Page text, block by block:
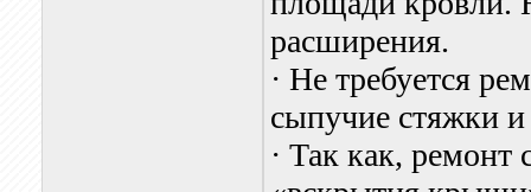
расширения.
· Не требуется
сыпучие стяжки
· Так как, ремонт